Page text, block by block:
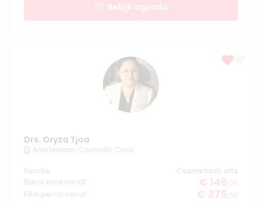
Bekijk agenda
Drs. Oryza Tjoa
Amsterdam Cosmetic Clinic
Functie
Cosmetisch arts
Botox zone vanaf
€ 145 ,00
Filler per ml vanaf
€ 375 ,00